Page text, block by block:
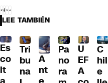
LEE TAMBIÉN
Es
co
lt
Tri
bu
na
A
nt
Pa
no
ra
U
EF
A
C
hil
e